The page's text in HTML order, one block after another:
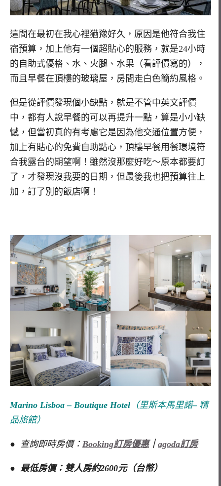
這間在最初在我心裡猶豫好久，原因是他符合我住
宿預算，加上他有一個超貼心的服務，就是24小時
的自助式優格、水、火腿、水果（看評價寫的），
而且早餐在頂樓的玻璃屋，房間走白色簡約風格。
但是從評價發現個小缺點，就是不管中英文評價
中，都有人說早餐的可以再提升一點，算是小小缺
憾，但當初真的有考慮它是因為他交通位置方便，
加上有貼心的免費自助點心，頂樓早餐用餐環境符
合我露台的期望啊！雖然沒那麼好吃～原本都要訂
了，才發現沒我要的日期，但最後我也把預算往上
加，訂了別的飯店啊！
Marino Lisboa – Boutique Hotel （里斯本馬里諾– 精
品旅館）
● 查詢即時房價： Booking訂房優惠｜ agoda訂房
● 最低房價：雙人房約2600元（台幣）